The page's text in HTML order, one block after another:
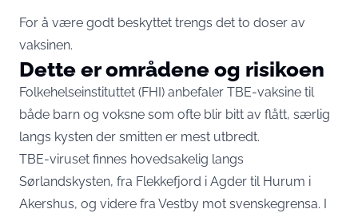
For å være godt beskyttet trengs det to doser av
vaksinen.
Dette er områdene og risikoen
Folkehelseinstituttet (FHI) anbefaler TBE-vaksine til
både barn og voksne som ofte blir bitt av flått, særlig
langs kysten der smitten er mest utbredt.
TBE-viruset finnes hovedsakelig langs
Sørlandskysten, fra Flekkefjord i Agder til Hurum i
Akershus, og videre fra Vestby mot svenskegrensa. I